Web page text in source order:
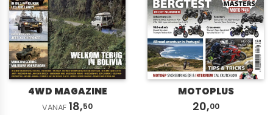
4WD MAGAZINE
VANAF 18,50
MOTOPLUS
20,00